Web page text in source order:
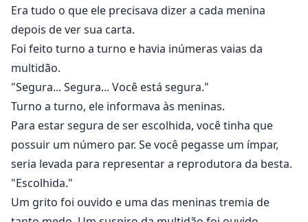
Era tudo o que ele precisava dizer a cada menina
depois de ver sua carta.
Foi feito turno a turno e havia inúmeras vaias da
multidão.
"Segura... Segura... Você está segura."
Turno a turno, ele informava às meninas.
Para estar segura de ser escolhida, você tinha que
possuir um número par. Se você pegasse um ímpar,
seria levada para representar a reprodutora da besta.
"Escolhida."
Um grito foi ouvido e uma das meninas tremia de